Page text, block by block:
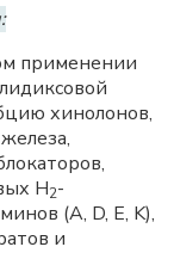
применении
хинолонов,
Н2-
(A, D, E, K),
и